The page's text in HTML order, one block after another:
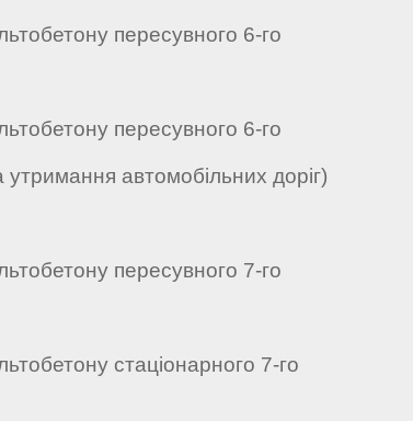
пересувного 6-го
пересувного 6-го
автомобільних доріг)
пересувного 7-го
стаціонарного 7-го